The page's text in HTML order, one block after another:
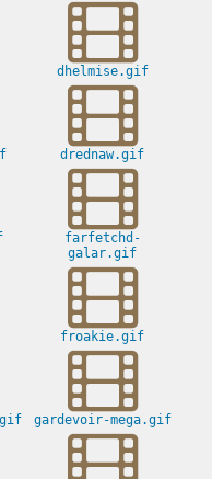
dhelmise.gif
drednaw.gif
farfetchd-
galar.gif
froakie.gif
gardevoir-mega.gif